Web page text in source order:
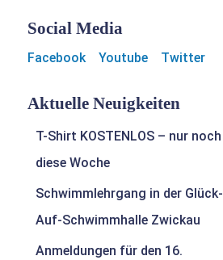
Social Media
Facebook Youtube Twitter
Aktuelle Neuigkeiten
T-Shirt KOSTENLOS – nur noch
diese Woche
Schwimmlehrgang in der Glück-
Auf-Schwimmhalle Zwickau
Anmeldungen für den 16.